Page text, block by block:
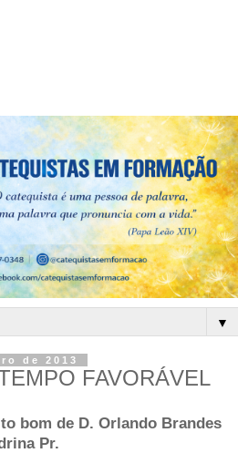
▼
de 2013
FAVORÁVEL
bom de D. Orlando Brandes
Pr.